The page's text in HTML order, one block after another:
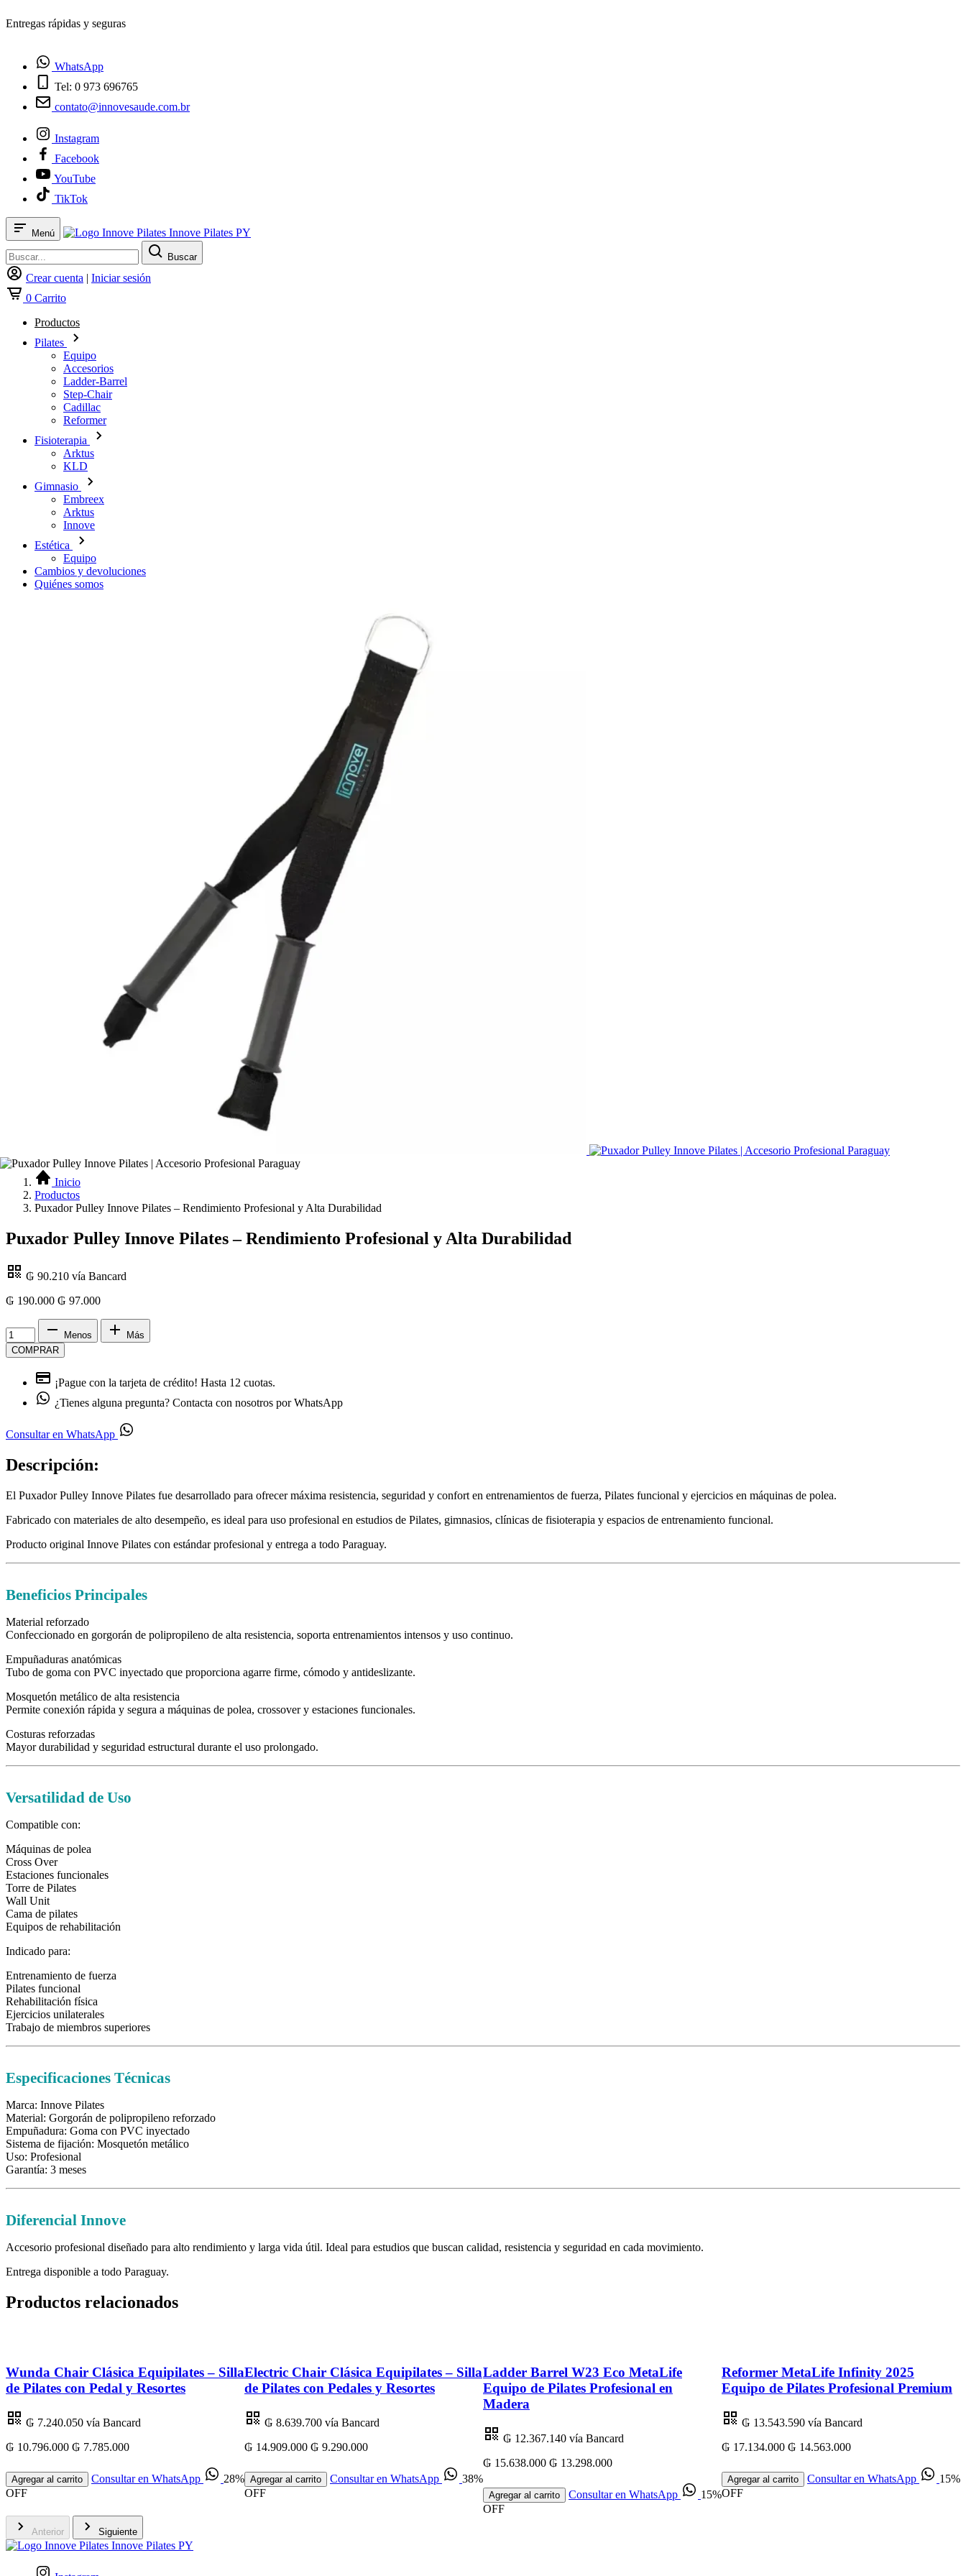
¿Tienes dudas? Habla con nosotros
WhatsApp
Tel: 0 973 696765
contato@innovesaude.com.br
Instagram
Facebook
YouTube
TikTok
Menú Innove Pilates PY
Buscar
Crear cuenta | Iniciar sesión
0 Carrito
Productos
Pilates
Equipo
Accesorios
Ladder-Barrel
Step-Chair
Cadillac
Reformer
Fisioterapia
Arktus
KLD
Gimnasio
Embreex
Arktus
Innove
Estética
Equipo
Cambios y devoluciones
Quiénes somos
Inicio
Productos
Puxador Pulley Innove Pilates – Rendimiento Profesional y Alta Durabilidad
Puxador Pulley Innove Pilates – Rendimiento Profesional y Alta Durabilidad
₲ 90.210 vía Bancard
₲ 190.000 ₲ 97.000
Menos
Más
COMPRAR
¡Pague con la tarjeta de crédito! Hasta 12 cuotas.
¿Tienes alguna pregunta? Contacta con nosotros por WhatsApp
Consultar en WhatsApp
Descripción:
El Puxador Pulley Innove Pilates fue desarrollado para ofrecer máxima resistencia, seguridad y confort en entrenamientos de fuerza, Pilates funcional y ejercicios en máquinas de polea.
Fabricado con materiales de alto desempeño, es ideal para uso profesional en estudios de Pilates, gimnasios, clínicas de fisioterapia y espacios de entrenamiento funcional.
Producto original Innove Pilates con estándar profesional y entrega a todo Paraguay.
Beneficios Principales
Material reforzado
Confeccionado en gorgorán de polipropileno de alta resistencia, soporta entrenamientos intensos y uso continuo.
Empuñaduras anatómicas
Tubo de goma con PVC inyectado que proporciona agarre firme, cómodo y antideslizante.
Mosquetón metálico de alta resistencia
Permite conexión rápida y segura a máquinas de polea, crossover y estaciones funcionales.
Costuras reforzadas
Mayor durabilidad y seguridad estructural durante el uso prolongado.
Versatilidad de Uso
Compatible con:
Máquinas de polea
Cross Over
Estaciones funcionales
Torre de Pilates
Wall Unit
Cama de pilates
Equipos de rehabilitación
Indicado para:
Entrenamiento de fuerza
Pilates funcional
Rehabilitación física
Ejercicios unilaterales
Trabajo de miembros superiores
Especificaciones Técnicas
Marca: Innove Pilates
Material: Gorgorán de polipropileno reforzado
Empuñadura: Goma con PVC inyectado
Sistema de fijación: Mosquetón metálico
Uso: Profesional
Garantía: 3 meses
Diferencial Innove
Accesorio profesional diseñado para alto rendimiento y larga vida útil. Ideal para estudios que buscan calidad, resistencia y seguridad en cada movimiento.
Entrega disponible a todo Paraguay.
Productos relacionados
Wunda Chair Clásica Equipilates – Silla
de Pilates con Pedal y Resortes
₲ 7.240.050 vía Bancard
₲ 10.796.000 ₲ 7.785.000
Agregar al carrito Consultar en WhatsApp
28%
OFF
Electric Chair Clásica Equipilates – Silla
de Pilates con Pedales y Resortes
₲ 8.639.700 vía Bancard
₲ 14.909.000 ₲ 9.290.000
Agregar al carrito Consultar en WhatsApp
38%
OFF
Ladder Barrel W23 Eco MetaLife
Equipo de Pilates Profesional en
Madera
₲ 12.367.140 vía Bancard
₲ 15.638.000 ₲ 13.298.000
Agregar al carrito Consultar en WhatsApp
15%
OFF
Reformer MetaLife Infinity 2025
Equipo de Pilates Profesional Premium
₲ 13.543.590 vía Bancard
₲ 17.134.000 ₲ 14.563.000
Agregar al carrito Consultar en WhatsApp
15%
OFF
Anterior Siguiente
Innove Pilates PY